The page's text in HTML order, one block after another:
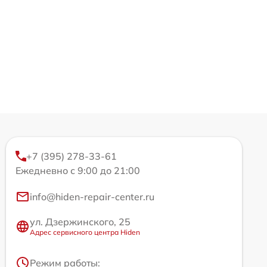
+7 (395) 278-33-61
Ежедневно с 9:00 до 21:00
info@hiden-repair-center.ru
ул. Дзержинского, 25
Адрес сервисного центра Hiden
Режим работы: